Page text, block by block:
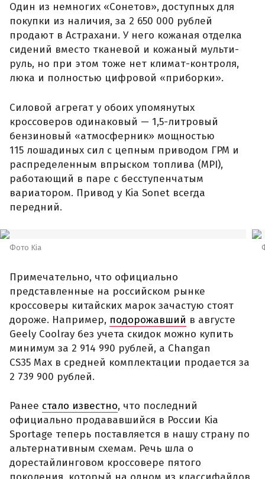
Один из немногих «Сонетов», доступных для
покупки из наличия, за 2 650 000 рублей
продают в Астрахани. У него кожаная отделка
сидений вместо тканевой и кожаный мульти-
руль, но при этом тоже нет климат-контроля,
люка и полностью цифровой «приборки».
Силовой агрегат у обоих упомянутых
кроссоверов одинаковый — 1,5-литровый
бензиновый «атмосферник» мощностью
115 лошадиных сил с цепным приводом ГРМ и
распределенным впрыском топлива (MPI),
работающий в паре с бесступенчатым
вариатором. Привод у Kia Sonet всегда
передний.
Фото Kia
Примечательно, что официально
представленные на российском рынке
кроссоверы китайских марок зачастую стоят
дороже. Например, подорожавший в августе
Geely Coolray без учета скидок можно купить
минимум за 2 914 990 рублей, а Changan
CS35 Max в средней комплектации продается за
2 739 900 рублей.
Ранее стало известно, что последний
официально продававшийся в России Kia
Sportage теперь поставляется в нашу страну по
альтернативным схемам. Речь шла о
дорестайлинговом кроссовере пятого